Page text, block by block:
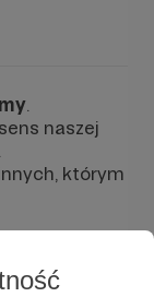
naszej
którym
To misja.
Do